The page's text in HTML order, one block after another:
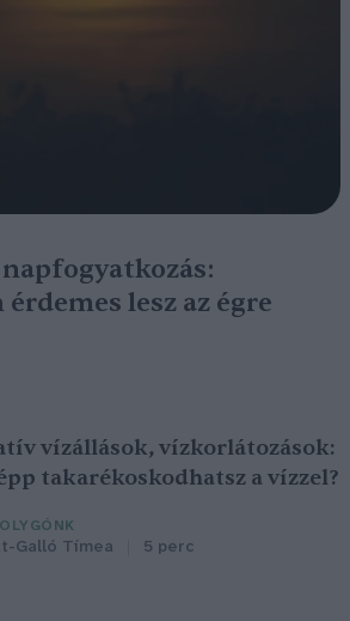
lesz az égre
vízállások, vízkorlátozások:
takarékoskodhatsz a vízzel?
Galló Tímea 5 perc